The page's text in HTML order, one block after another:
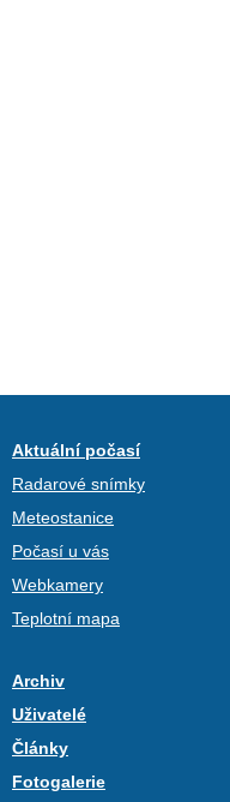
Aktuální počasí
Radarové snímky
Meteostanice
Počasí u vás
Webkamery
Teplotní mapa
Archiv
Uživatelé
Články
Fotogalerie